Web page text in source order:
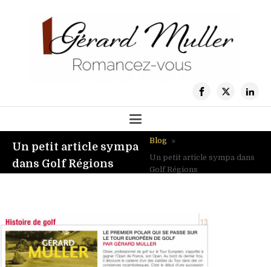
Un petit article sympa
dans Golf Régions
Blog »
Un petit article sympa dans
Golf Régions